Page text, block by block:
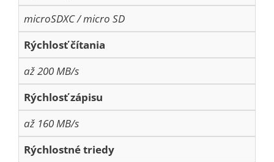
microSDXC / micro SD
Rýchlosť čítania
až 200 MB/s
Rýchlosť zápisu
až 160 MB/s
Rýchlostné triedy